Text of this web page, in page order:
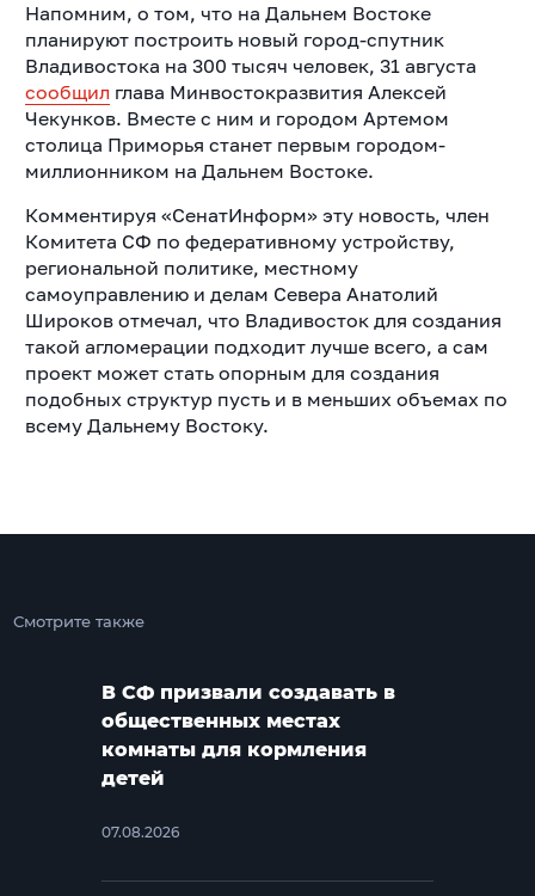
Напомним, о том, что на Дальнем Востоке
планируют построить новый город-спутник
Владивостока на 300 тысяч человек, 31 августа
сообщил глава Минвостокразвития Алексей
Чекунков. Вместе с ним и городом Артемом
столица Приморья станет первым городом-
миллионником на Дальнем Востоке.
Комментируя «СенатИнформ» эту новость, член
Комитета СФ по федеративному устройству,
региональной политике, местному
самоуправлению и делам Севера Анатолий
Широков отмечал, что Владивосток для создания
такой агломерации подходит лучше всего, а сам
проект может стать опорным для создания
подобных структур пусть и в меньших объемах по
всему Дальнему Востоку.
Смотрите также
В СФ призвали создавать в
общественных местах
комнаты для кормления
детей
07.08.2026